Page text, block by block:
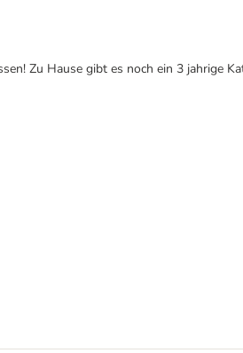
Zu Hause gibt es noch ein 3 jahrige